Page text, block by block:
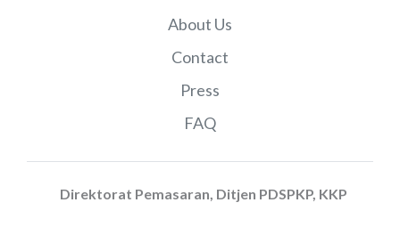
About Us
Contact
Press
FAQ
Direktorat Pemasaran, Ditjen PDSPKP, KKP